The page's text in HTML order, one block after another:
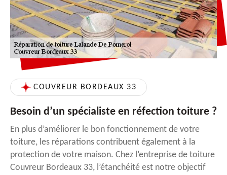
COUVREUR BORDEAUX 33
Besoin d’un spécialiste en réfection toiture ?
En plus d’améliorer le bon fonctionnement de votre
toiture, les réparations contribuent également à la
protection de votre maison. Chez l’entreprise de toiture
Couvreur Bordeaux 33, l’étanchéité est notre objectif